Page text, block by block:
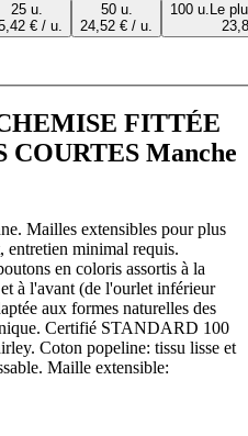
25 u.
€ / u.
50 u.
24,52 € / u.
100 u. Le
FITTÉE
Manche
Mailles extensibles pour plus
entretien minimal requis.
en coloris assortis à la
à l'avant (de l'ourlet inférieur
aux formes naturelles des
Certifié STANDARD 100
Coton popeline: tissu lisse et
Maille extensible: